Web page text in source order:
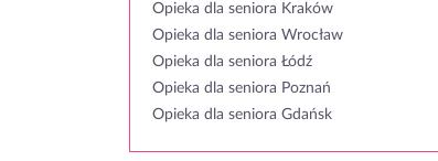
Opieka dla seniora Kraków
Opieka dla seniora Wrocław
Opieka dla seniora Łódź
Opieka dla seniora Poznań
Opieka dla seniora Gdańsk